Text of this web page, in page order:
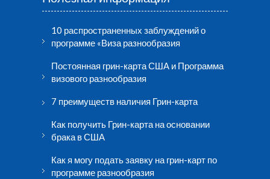
10 распространенных заблуждений о
программе «Виза разнообразия
Постоянная грин-карта США и Программа
визового разнообразия
7 преимуществ наличия Грин-карта
Как получить Грин-карта на основании
брака в США
Как я могу подать заявку на грин-карт по
программе разнообразия